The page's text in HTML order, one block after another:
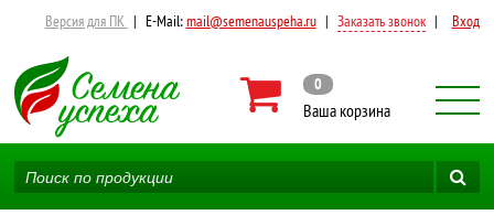
Версия для ПК | E-Mail:mail@semenauspeha.ru | Заказать звонок | Вход
0
Ваша корзина